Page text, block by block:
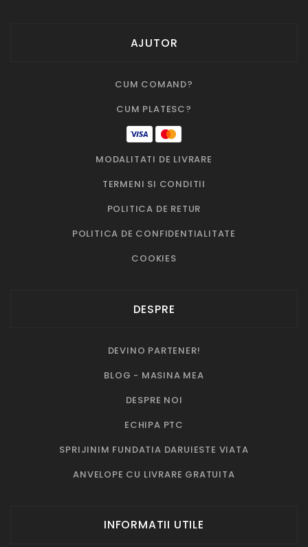
AJUTOR
CUM COMAND?
CUM PLATESC?
MODALITATI DE LIVRARE
TERMENI SI CONDITII
POLITICA DE RETUR
POLITICA DE CONFIDENTIALITATE
COOKIES
DESPRE
DEVINO PARTENER!
BLOG - MASINA MEA
DESPRE NOI
ECHIPA PTC
SPRIJINIM FUNDATIA DARUIESTE VIATA
ANVELOPE CU LIVRARE GRATUITA
INFORMATII UTILE